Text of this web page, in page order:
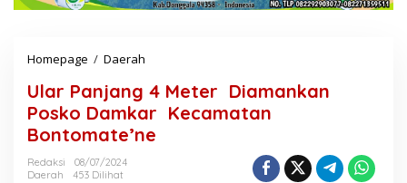
Homepage / Daerah
a
r
P
a
Ular Panjang 4 Meter Diamankan
Posko Damkar Kecamatan
Bontomate’ne
Redaksi
08/07/2024
Daerah
453 Dilihat